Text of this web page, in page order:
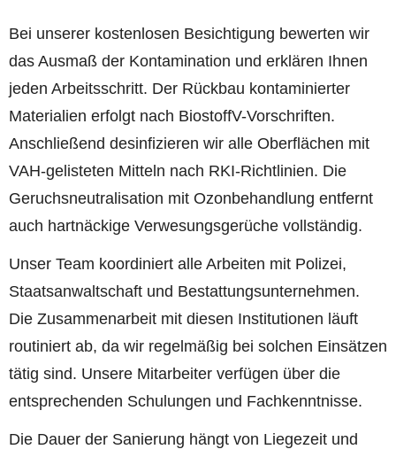
Bei unserer kostenlosen Besichtigung bewerten wir
das Ausmaß der Kontamination und erklären Ihnen
jeden Arbeitsschritt. Der Rückbau kontaminierter
Materialien erfolgt nach BiostoffV-Vorschriften.
Anschließend desinfizieren wir alle Oberflächen mit
VAH-gelisteten Mitteln nach RKI-Richtlinien. Die
Geruchsneutralisation mit Ozonbehandlung entfernt
auch hartnäckige Verwesungsgerüche vollständig.
Unser Team koordiniert alle Arbeiten mit Polizei,
Staatsanwaltschaft und Bestattungsunternehmen.
Die Zusammenarbeit mit diesen Institutionen läuft
routiniert ab, da wir regelmäßig bei solchen Einsätzen
tätig sind. Unsere Mitarbeiter verfügen über die
entsprechenden Schulungen und Fachkenntnisse.
Die Dauer der Sanierung hängt von Liegezeit und